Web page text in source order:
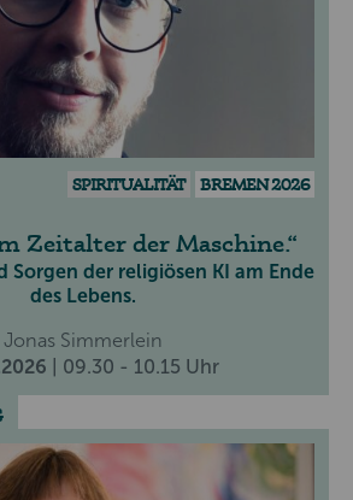
SPIRITUALITÄT BREMEN 2026
Zeitalter der Maschine.
Sorgen der religiösen KI am Ende
des Lebens.
Jonas Simmerlein
| 09.30 - 10.15 Uhr